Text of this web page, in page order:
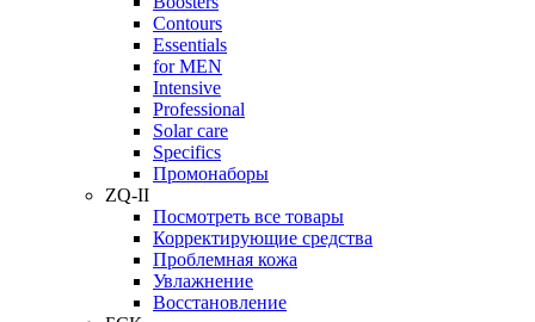
Contours
Essentials
for MEN
Intensive
Professional
Solar care
Specifics
Промонаборы
ZQ-II
Посмотреть все товары
Корректирующие средства
Проблемная кожа
Увлажнение
Восстановление